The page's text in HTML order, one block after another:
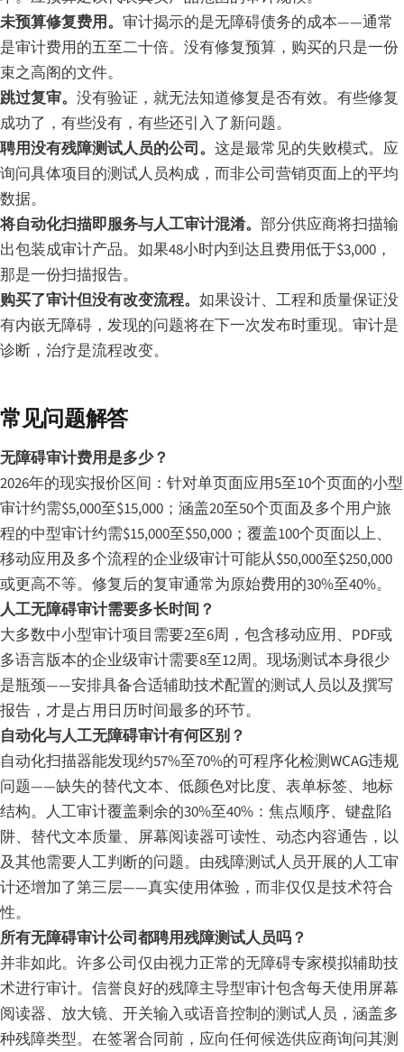
未预算修复费用。 审计揭示的是无障碍债务的成本——通常
是审计费用的五至二十倍。没有修复预算，购买的只是一份
束之高阁的文件。
跳过复审。 没有验证，就无法知道修复是否有效。有些修复
成功了，有些没有，有些还引入了新问题。
聘用没有残障测试人员的公司。 这是最常见的失败模式。应
询问具体项目的测试人员构成，而非公司营销页面上的平均
数据。
将自动化扫描即服务与人工审计混淆。 部分供应商将扫描输
出包装成审计产品。如果48小时内到达且费用低于$3,000，
那是一份扫描报告。
购买了审计但没有改变流程。 如果设计、工程和质量保证没
有内嵌无障碍，发现的问题将在下一次发布时重现。审计是
诊断，治疗是流程改变。
常见问题解答
无障碍审计费用是多少？
2026年的现实报价区间：针对单页面应用5至10个页面的小型
审计约需$5,000至$15,000；涵盖20至50个页面及多个用户旅
程的中型审计约需$15,000至$50,000；覆盖100个页面以上、
移动应用及多个流程的企业级审计可能从$50,000至$250,000
或更高不等。修复后的复审通常为原始费用的30%至40%。
人工无障碍审计需要多长时间？
大多数中小型审计项目需要2至6周，包含移动应用、PDF或
多语言版本的企业级审计需要8至12周。现场测试本身很少
是瓶颈——安排具备合适辅助技术配置的测试人员以及撰写
报告，才是占用日历时间最多的环节。
自动化与人工无障碍审计有何区别？
自动化扫描器能发现约57%至70%的可程序化检测WCAG违规
问题——缺失的替代文本、低颜色对比度、表单标签、地标
结构。人工审计覆盖剩余的30%至40%：焦点顺序、键盘陷
阱、替代文本质量、屏幕阅读器可读性、动态内容通告，以
及其他需要人工判断的问题。由残障测试人员开展的人工审
计还增加了第三层——真实使用体验，而非仅仅是技术符合
性。
所有无障碍审计公司都聘用残障测试人员吗？
并非如此。许多公司仅由视力正常的无障碍专家模拟辅助技
术进行审计。信誉良好的残障主导型审计包含每天使用屏幕
阅读器、放大镜、开关输入或语音控制的测试人员，涵盖多
种残障类型。在签署合同前，应向任何候选供应商询问其测